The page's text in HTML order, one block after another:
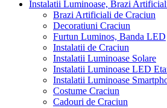
Instalatii Luminoase, Brazi
Brazi Artificiali de Craciun
Decoratiuni Craciun
Furtun Luminos, Banda LED
Instalatii de Craciun
Instalatii Luminoase Solare
Instalatii Luminoase LED
Instalatii Luminoase
Costume Craciun
Cadouri de Craciun